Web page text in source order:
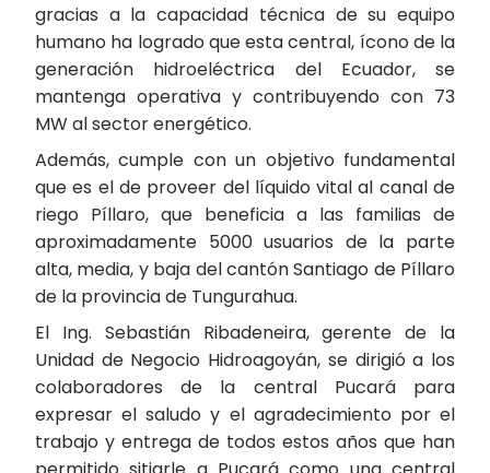
gracias a la capacidad técnica de su equipo
humano ha logrado que esta central, ícono de la
generación hidroeléctrica del Ecuador, se
mantenga operativa y contribuyendo con 73
MW al sector energético.
Además, cumple con un objetivo fundamental
que es el de proveer del líquido vital al canal de
riego Píllaro, que beneficia a las familias de
aproximadamente 5000 usuarios de la parte
alta, media, y baja del cantón Santiago de Píllaro
de la provincia de Tungurahua.
El Ing. Sebastián Ribadeneira, gerente de la
Unidad de Negocio Hidroagoyán, se dirigió a los
colaboradores de la central Pucará para
expresar el saludo y el agradecimiento por el
trabajo y entrega de todos estos años que han